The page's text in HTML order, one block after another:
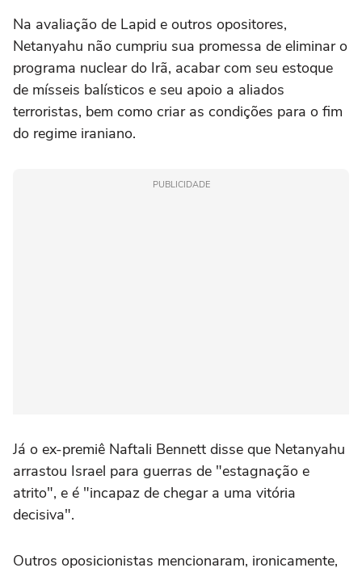
Na avaliação de Lapid e outros opositores,
Netanyahu não cumpriu sua promessa de eliminar o
programa nuclear do Irã, acabar com seu estoque
de mísseis balísticos e seu apoio a aliados
terroristas, bem como criar as condições para o fim
do regime iraniano.
PUBLICIDADE
Já o ex-premiê Naftali Bennett disse que Netanyahu
arrastou Israel para guerras de "estagnação e
atrito", e é "incapaz de chegar a uma vitória
decisiva".
Outros oposicionistas mencionaram, ironicamente,